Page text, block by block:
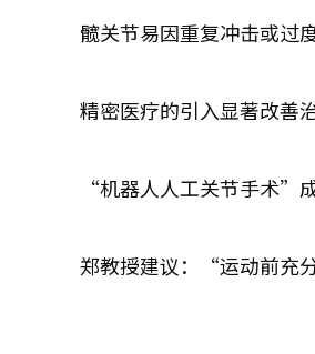
髋关节易因重复冲击或过
精密医疗的引入显著改善
“机器人人工关节手术”
郑教授建议：“运动前充